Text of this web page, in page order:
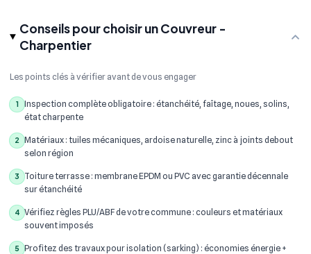
Conseils pour choisir un Couvreur -
Charpentier
Les points clés à vérifier avant de vous engager
1
Inspection complète obligatoire : étanchéité, faîtage, noues, solins,
état charpente
2
Matériaux : tuiles mécaniques, ardoise naturelle, zinc à joints debout
selon région
3
Toiture terrasse : membrane EPDM ou PVC avec garantie décennale
sur étanchéité
4 Vérifiez règles PLU/ABF de votre commune : couleurs et matériaux
souvent imposés
5
Profitez des travaux pour isolation (sarking) : économies énergie +